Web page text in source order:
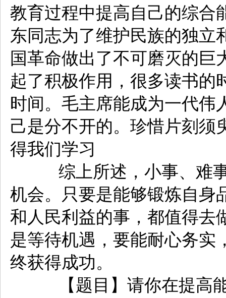
教育过程中提高自己的综合
东同志为了维护民族的独立
国革命做出了不可磨灭的巨
起了积极作用，很多读书的
时间。毛主席能成为一代伟
己是分不开的。珍惜片刻须
得我们学习
综上所述，小事、难事
机会。只要是能够锻炼自身
和人民利益的事，都值得去
是等待机遇，要能耐心务实
终获得成功。
【题目】请你在提高能